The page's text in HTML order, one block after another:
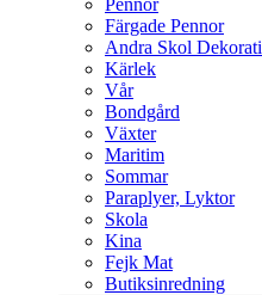
Pennor
Färgade Pennor
Andra Skol
Kärlek
Vår
Bondgård
Växter
Maritim
Sommar
Paraplyer, Lyktor
Skola
Kina
Fejk Mat
Butiksinredning